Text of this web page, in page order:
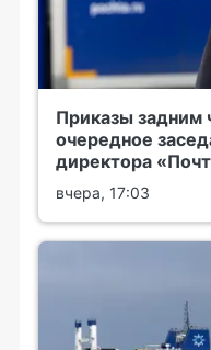
Приказы задним
очередное
директора
вчера, 17:03